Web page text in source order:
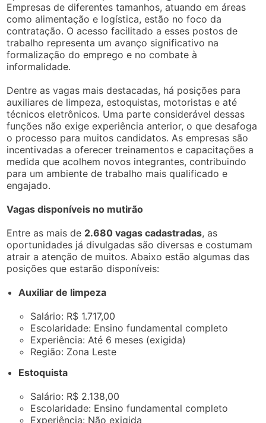
Empresas de diferentes tamanhos, atuando em áreas
como alimentação e logística, estão no foco da
contratação. O acesso facilitado a esses postos de
trabalho representa um avanço significativo na
formalização do emprego e no combate à
informalidade.
Dentre as vagas mais destacadas, há posições para
auxiliares de limpeza, estoquistas, motoristas e até
técnicos eletrônicos. Uma parte considerável dessas
funções não exige experiência anterior, o que desafoga
o processo para muitos candidatos. As empresas são
incentivadas a oferecer treinamentos e capacitações a
medida que acolhem novos integrantes, contribuindo
para um ambiente de trabalho mais qualificado e
engajado.
Vagas disponíveis no mutirão
Entre as mais de 2.680 vagas cadastradas, as
oportunidades já divulgadas são diversas e costumam
atrair a atenção de muitos. Abaixo estão algumas das
posições que estarão disponíveis:
Auxiliar de limpeza
Salário: R$ 1.717,00
Escolaridade: Ensino fundamental completo
Experiência: Até 6 meses (exigida)
Região: Zona Leste
Estoquista
Salário: R$ 2.138,00
Escolaridade: Ensino fundamental completo
Experiência: Não exigida